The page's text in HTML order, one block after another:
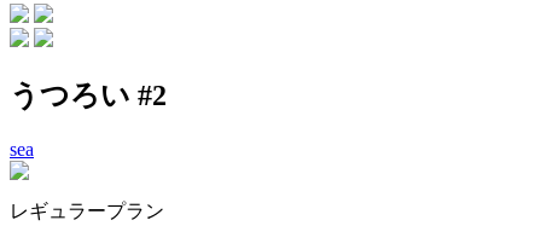
うつろい #2
sea
レギュラープラン